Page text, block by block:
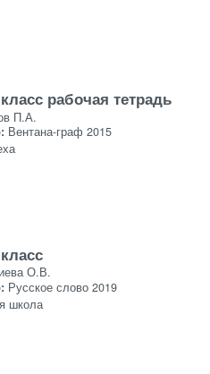
рабочая тетрадь
П.А.
Вентана-граф 2015
О.В.
Русское слово 2019
школа